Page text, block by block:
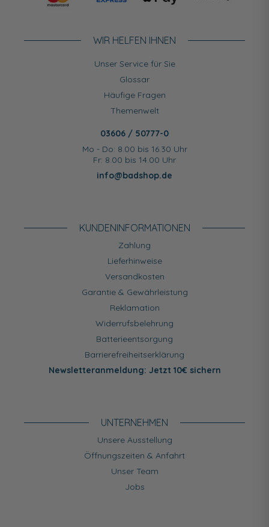
WIR HELFEN IHNEN
Unser Service für Sie
Glossar
Häufige Fragen
Themenwelt
03606 / 50777-0
Mo - Do: 8.00 bis 16.30 Uhr
Fr: 8.00 bis 14.00 Uhr
info@badshop.de
KUNDEN­INFORMATIONEN
Zahlung
Lieferhinweise
Versandkosten
Garantie & Gewährleistung
Reklamation
Widerrufsbelehrung
Batterieentsorgung
Barrierefreiheitserklärung
Newsletteranmeldung: Jetzt 10€ sichern
UNTERNEHMEN
Unsere Ausstellung
Öffnungszeiten & Anfahrt
Unser Team
Jobs